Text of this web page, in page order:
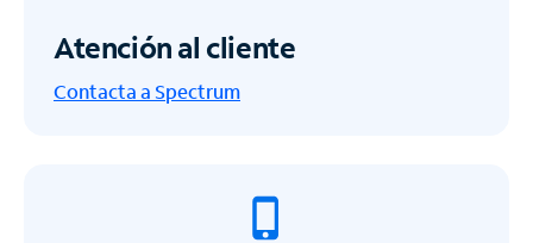
Atención al cliente
Contacta a Spectrum